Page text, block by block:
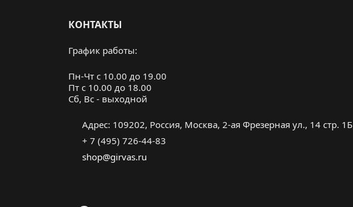
КОНТАКТЫ
График работы:
Пн-Чт с 10.00 до 19.00
Пт с 10.00 до 18.00
Cб, Вс - выходной
Адрес: 109202, Россия, Москва, 2-ая Фрезерная ул., 14 стр. 1Б
+ 7 (495) 726-44-83
shop@girvas.ru